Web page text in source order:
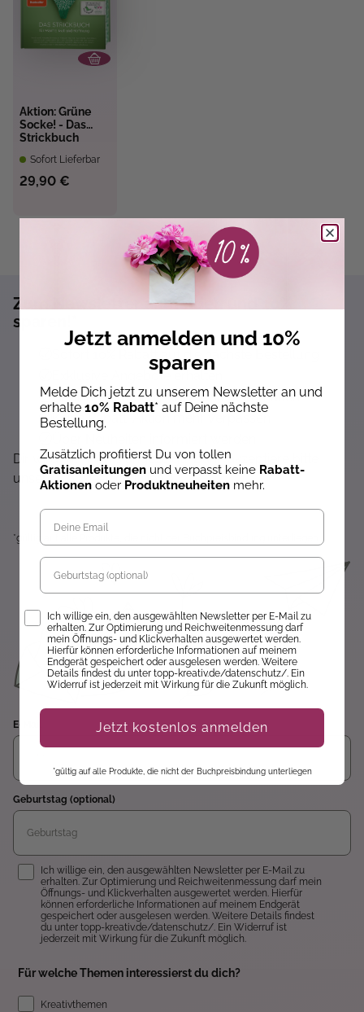
Aktion: Grüne
Socke! - Das
Strickbuch
Sofort Lieferbar
29,90 €
Zum Newsletter anmelden und 10%
sparen!*
Exklusive Angebote erhalten
Gratisanleitungen per Newsletter erhalten
Keine Rabatt-Aktion mehr verpassen
Dir wird hier nichts angezeigt? Dann akzeptiere bitte
unsere Cookie-Richtlinien :)
*gültig auf alle Produkte, die nicht der Buchpreisbindung unterliegen.
E-Mail
Geburtstag (optional)
Einwilligung
Ich willige ein, den ausgewählten Newsletter per E-Mail zu
erhalten. Zur Optimierung und Reichweitenmessung darf mein
Öffnungs- und Klickverhalten ausgewertet werden. Hierfür
können erforderliche Informationen auf meinem Endgerät
gespeichert oder ausgelesen werden. Weitere Details findest
du unter topp-kreativ.de/datenschutz/. Ein Widerruf ist
jederzeit mit Wirkung für die Zukunft möglich.
Für welche Themen interessierst du dich?
Kreativthemen
Jetzt anmelden und 10%
sparen
Melde Dich jetzt zu unserem Newsletter an und
erhalte 10% Rabatt* auf Deine nächste
Bestellung.
Zusätzlich profitierst Du von tollen
Gratisanleitungen und verpasst keine Rabatt-
Aktionen oder Produktneuheiten mehr.
Geburtstag
Opt-InIch willige ein, den ausgewählten Newsletter per E-Mail zu
erhalten. Zur Optimierung und Reichweitenmessung darf
mein Öffnungs- und Klickverhalten ausgewertet werden.
Hierfür können erforderliche Informationen auf meinem
Endgerät gespeichert oder ausgelesen werden. Weitere
Details findest du unter topp-kreativ.de/datenschutz/. Ein
Widerruf ist jederzeit mit Wirkung für die Zukunft möglich.
Jetzt kostenlos anmelden
*gültig auf alle Produkte, die nicht der Buchpreisbindung unterliegen